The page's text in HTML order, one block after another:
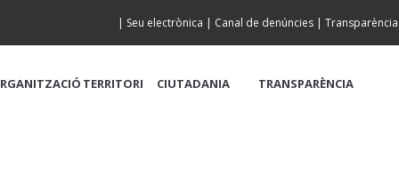
| Seu electrònica | Canal de denúncies | Transparència
TERRITORI CIUTADANIA TRANSPARÈNCIA